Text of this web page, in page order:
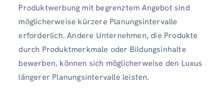
Produktwerbung mit begrenztem Angebot sind
möglicherweise kürzere Planungsintervalle
erforderlich. Andere Unternehmen, die Produkte
durch Produktmerkmale oder Bildungsinhalte
bewerben, können sich möglicherweise den Luxus
längerer Planungsintervalle leisten.